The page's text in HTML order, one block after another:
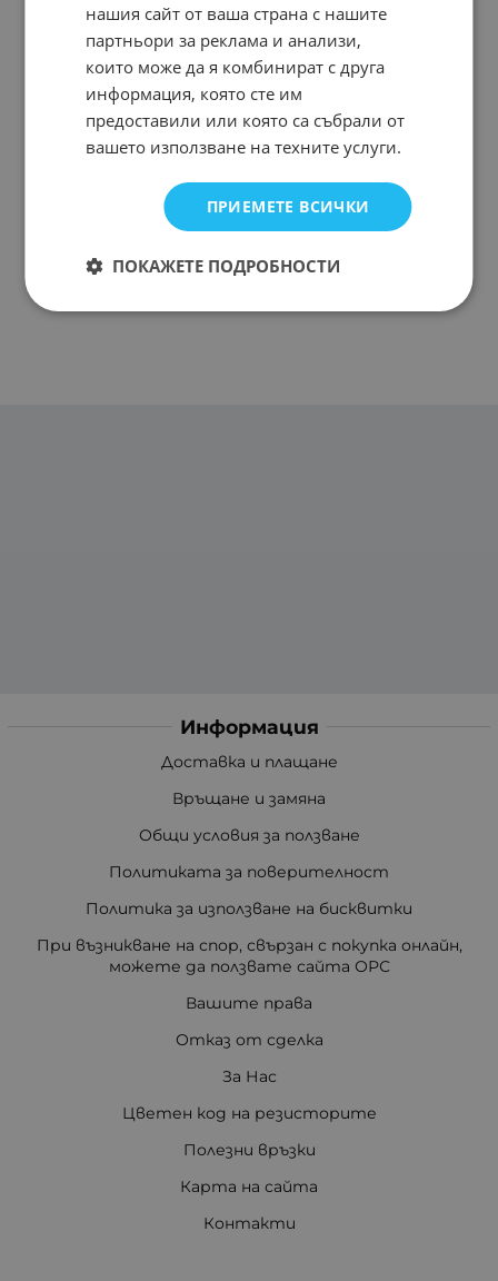
Информация
Доставка и плащане
Връщане и замяна
Общи условия за ползване
Политиката за поверителност
Политика за използване на бисквитки
При възникване на спор, свързан с покупка онлайн,
можете да ползвате сайта ОРС
Вашите права
Отказ от сделка
За Нас
Цветен код на резисторите
Полезни връзки
Карта на сайта
Контакти
нашия сайт от ваша страна с нашите
партньори за реклама и анализи,
които може да я комбинират с друга
информация, която сте им
предоставили или която са събрали от
вашето използване на техните услуги.
ПРИЕМЕТЕ ВСИЧКИ
ПОКАЖЕТЕ ПОДРОБНОСТИ